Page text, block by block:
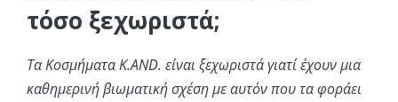
τόσο ξεχωριστά;
Τα Κοσμήματα K.AND. είναι ξεχωριστά γιατί έχουν μια
καθημερινή βιωματική σχέση με αυτόν που τα φοράει